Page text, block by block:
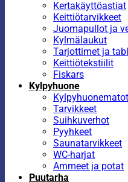
Kertakäyttöastiat
Keittiötarvikkeet
Juomapullot ja
Kylmälaukut
Tarjottimet ja
Keittiötekstiilit
Fiskars
Kylpyhuone
Kylpyhuonematot
Tarvikkeet
Suihkuverhot
Pyyhkeet
Saunatarvikkeet
WC-harjat
Ammeet ja potat
Puutarha